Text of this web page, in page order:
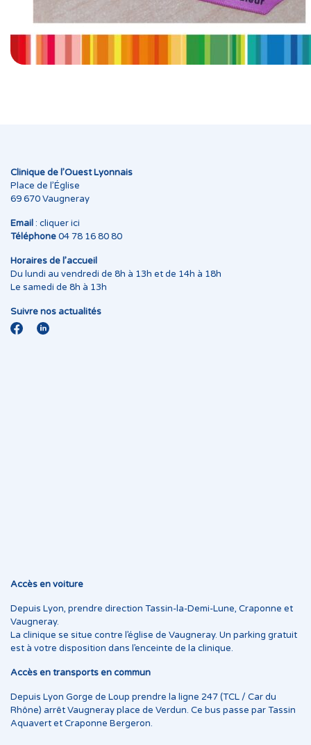
Clinique de l’Ouest Lyonnais
Place de l’Église
69 670 Vaugneray
Email : cliquer ici
Téléphone04 78 16 80 80
Horaires de l’accueil
Du lundi au vendredi de 8h à 13h et de 14h à 18h
Le samedi de 8h à 13h
Suivre nos actualités
Accès en voiture
Depuis Lyon, prendre direction Tassin-la-Demi-Lune, Craponne et
Vaugneray.
La clinique se situe contre l’église de Vaugneray. Un parking gratuit
est à votre disposition dans l’enceinte de la clinique.
Accès en transports en commun
Depuis Lyon Gorge de Loup prendre la ligne 247 (TCL / Car du
Rhône) arrêt Vaugneray place de Verdun. Ce bus passe par Tassin
Aquavert et Craponne Bergeron.